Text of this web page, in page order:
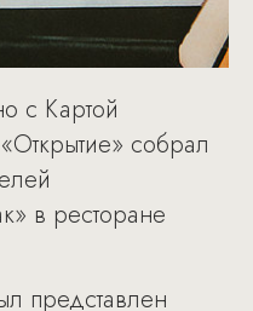
с Картой
собрал
в ресторане
представлен